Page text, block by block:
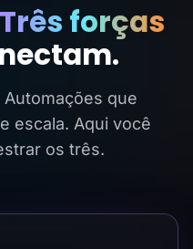
Três forças
que
escala. Aqui você
os três.